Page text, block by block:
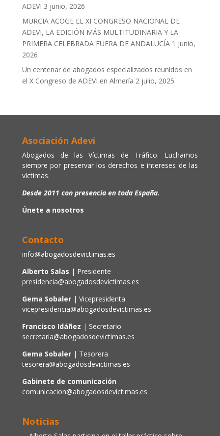
ADEVI 3 junio, 2026
MURCIA ACOGE EL XI CONGRESO NACIONAL DE
ADEVI, LA EDICIÓN MÁS MULTITUDINARIA Y LA
PRIMERA CELEBRADA FUERA DE ANDALUCÍA 1 junio,
2026
Un centenar de abogados especializados reunidos en
el X Congreso de ADEVI en Almería 2 julio, 2025
Asociación Adevi
Abogados de las Víctimas de Tráfico. Luchamos
siempre por preservar los derechos e intereses de las
víctimas.
Desde 2011 con presencia en toda España.
Únete a nosotros
Contacto
info@abogadosdevictimas.es
Alberto Salas | Presidente
presidencia@abogadosdevictimas.es
Gema Sobaler | Vicepresidenta
vicepresidencia@abogadosdevictimas.es
Francisco Idáñez | Secretario
secretaria@abogadosdevictimas.es
Gema Sobaler| Tesorera
tesorera@abogadosdevictimas.es
Gabinete de comunicación
comunicacion@abogadosdevictimas.es
Noticias